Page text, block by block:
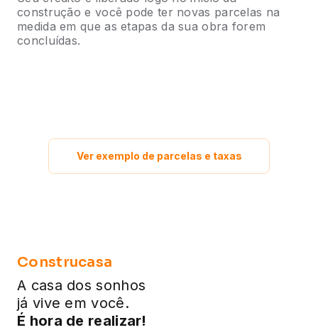
construção e você pode ter novas parcelas na
medida em que as etapas da sua obra forem
concluídas.
Ver exemplo de parcelas e taxas
Construcasa
A casa dos sonhos
já vive em você.
É hora de realizar!